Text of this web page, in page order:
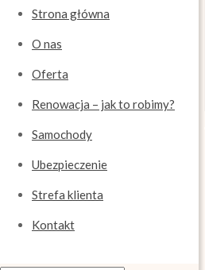
Strona główna
O nas
Oferta
Renowacja – jak to robimy?
Samochody
Ubezpieczenie
Strefa klienta
Kontakt